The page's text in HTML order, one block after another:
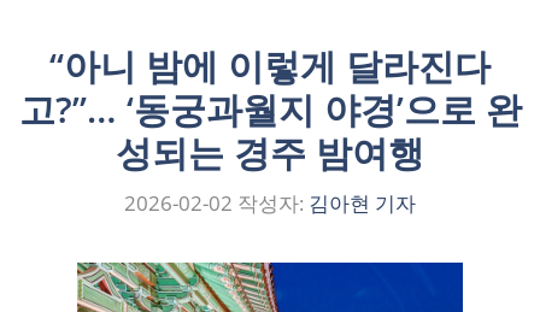
“아니 밤에 이렇게 달라진다
고?”… ‘동궁과월지 야경’으로 완
성되는 경주 밤여행
2026-02-02 작성자: 김아현 기자